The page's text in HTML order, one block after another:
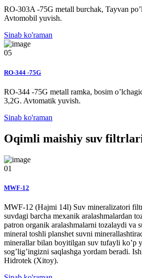
RO-303A -75G metall burchak, Tayvan
Avtomobil yuvish.
Sinab ko'raman
05
RO-344 -75G
RO-344 -75G metall ramka, bosim
3,2G. Avtomatik yuvish.
Sinab ko'raman
Oqimli maishiy suv
01
МWF-12
MWF-12 (Hajmi 14l) Suv mineralizatori
suvdagi barcha mexanik aralashmalardan
patron organik aralashmalarni tozalaydi va
mineral toshli planshet suvni
minerallar bilan boyitilgan suv tufayli ko’p
sog’lig’ingizni saqlashga yordam beradi.
Hidrotek (Xitoy).